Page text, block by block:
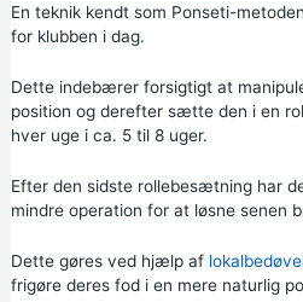
En teknik kendt som Ponseti-
for klubben i dag.
Dette indebærer forsigtigt at
position og derefter sætte den i en
hver uge i ca. 5 til 8 uger.
Efter den sidste rollebesætning har
mindre operation for at løsne senen
Dette gøres ved hjælp af
frigøre deres fod i en mere naturlig